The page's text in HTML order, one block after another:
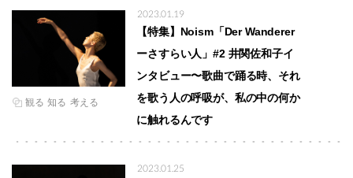
観る 知る 考える
2023.01.19
【特集】Noism「Der Wanderer
ーさすらい人」#2 井関佐和子イ
ンタビュー〜歌曲で踊る時、それ
を歌う人の呼吸が、私の中の何か
に触れるんです
2023.01.25